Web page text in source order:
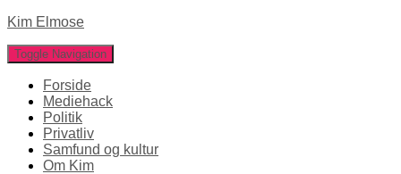
Kim Elmose
Toggle Navigation
Forside
Mediehack
Politik
Privatliv
Samfund og kultur
Om Kim